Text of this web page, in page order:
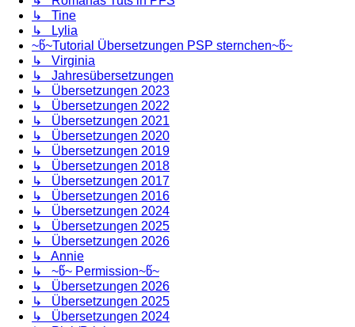
↳ Tine
↳ Lylia
~წ~Tutorial Übersetzungen PSP sternchen~წ~
↳ Virginia
↳ Jahresübersetzungen
↳ Übersetzungen 2023
↳ Übersetzungen 2022
↳ Übersetzungen 2021
↳ Übersetzungen 2020
↳ Übersetzungen 2019
↳ Übersetzungen 2018
↳ Übersetzungen 2017
↳ Übersetzungen 2016
↳ Übersetzungen 2024
↳ Übersetzungen 2025
↳ Übersetzungen 2026
↳ Annie
↳ ~წ~ Permission~წ~
↳ Übersetzungen 2026
↳ Übersetzungen 2025
↳ Übersetzungen 2024